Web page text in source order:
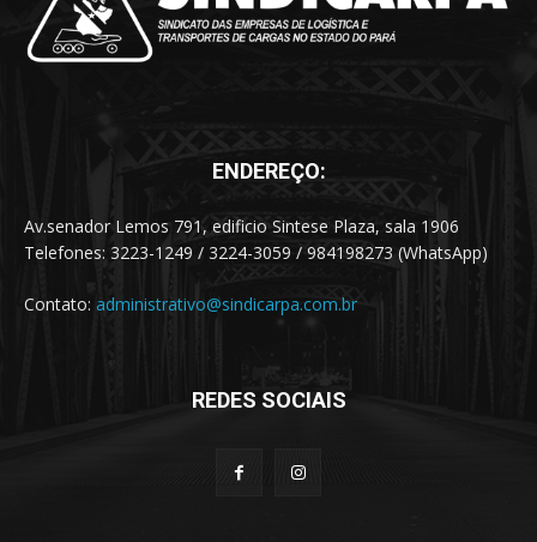
ENDEREÇO:
Av.senador Lemos 791, edificio Sintese Plaza, sala 1906
Telefones: 3223-1249 / 3224-3059 / 984198273 (WhatsApp)
Contato: administrativo@sindicarpa.com.br
REDES SOCIAIS